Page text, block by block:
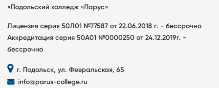
«Подольский колледж «Парус»
Лицензия серия 50Л01 №77587 от 22.06.2018 г. - бессрочно
Аккредитация серия 50А01 №0000250 от 24.12.2019г. -
бессрочно
г. Подольск, ул. Февральская, 65
info@parus-college.ru